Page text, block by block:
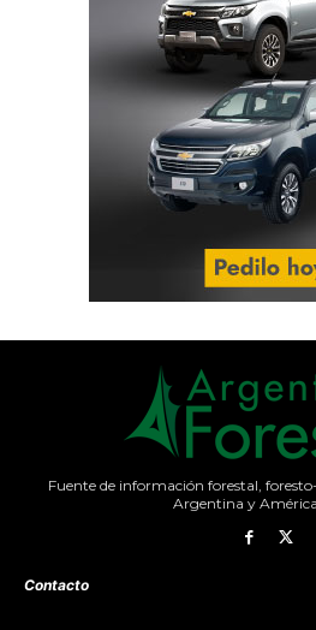
Fuente de información forestal,
Argentina y
Contacto